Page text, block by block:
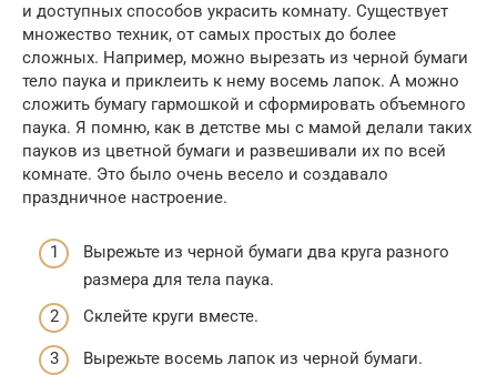
и доступных способов украсить комнату. Существует
множество техник, от самых простых до более
сложных. Например, можно вырезать из черной бумаги
тело паука и приклеить к нему восемь лапок. А можно
сложить бумагу гармошкой и сформировать объемного
паука. Я помню, как в детстве мы с мамой делали таких
пауков из цветной бумаги и развешивали их по всей
комнате. Это было очень весело и создавало
праздничное настроение.
Вырежьте из черной бумаги два круга разного
размера для тела паука.
Склейте круги вместе.
Вырежьте восемь лапок из черной бумаги.